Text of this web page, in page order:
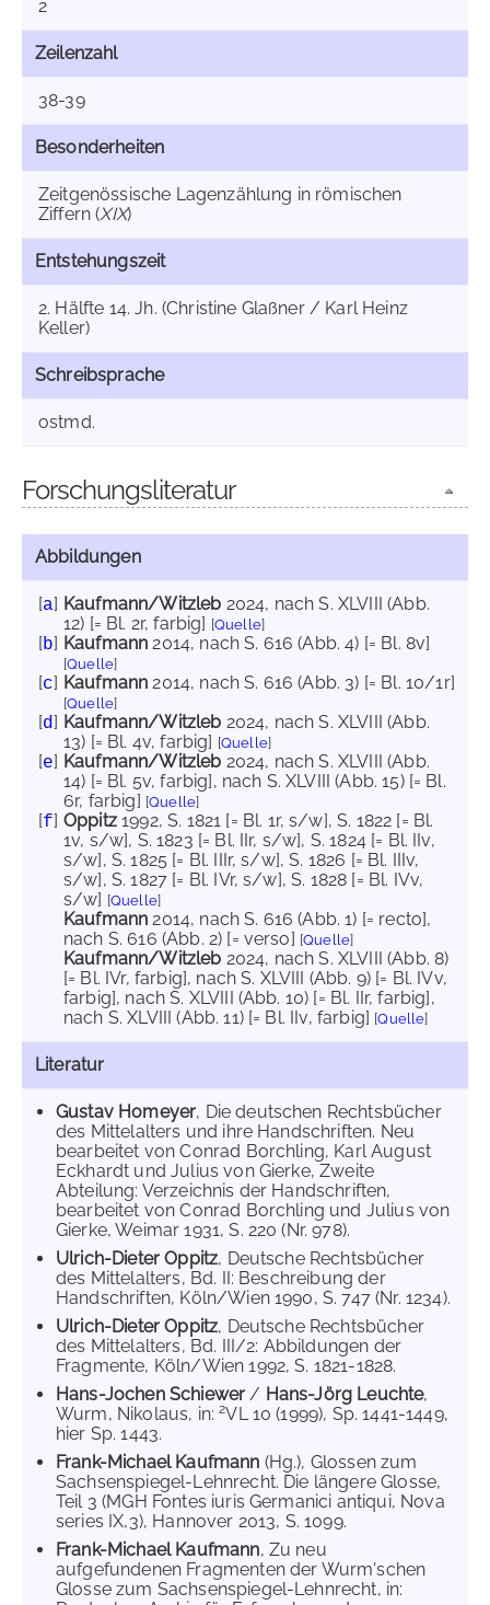
2
Zeilenzahl
38-39
Besonderheiten
Zeitgenössische Lagenzählung in römischen
Ziffern (XIX)
Entstehungszeit
2. Hälfte 14. Jh. (Christine Glaßner / Karl Heinz
Keller)
Schreibsprache
ostmd.
Forschungsliteratur
Abbildungen
[a] Kaufmann/Witzleb 2024, nach S. XLVIII (Abb.
12) [= Bl. 2r, farbig] [Quelle]
[b] Kaufmann 2014, nach S. 616 (Abb. 4) [= Bl. 8v]
[Quelle]
[c] Kaufmann 2014, nach S. 616 (Abb. 3) [= Bl. 10/1r]
[Quelle]
[d] Kaufmann/Witzleb 2024, nach S. XLVIII (Abb.
13) [= Bl. 4v, farbig] [Quelle]
[e] Kaufmann/Witzleb 2024, nach S. XLVIII (Abb.
14) [= Bl. 5v, farbig], nach S. XLVIII (Abb. 15) [= Bl.
6r, farbig] [Quelle]
[f] Oppitz1992, S. 1821 [= Bl. 1r, s/w], S. 1822 [= Bl.
1v, s/w], S. 1823 [= Bl. IIr, s/w], S. 1824 [= Bl. IIv,
s/w], S. 1825 [= Bl. IIIr, s/w], S. 1826 [= Bl. IIIv,
s/w], S. 1827 [= Bl. IVr, s/w], S. 1828 [= Bl. IVv,
s/w] [Quelle]
Kaufmann 2014, nach S. 616 (Abb. 1) [= recto],
nach S. 616 (Abb. 2) [= verso] [Quelle]
Kaufmann/Witzleb 2024, nach S. XLVIII (Abb. 8)
[= Bl. IVr, farbig], nach S. XLVIII (Abb. 9) [= Bl. IVv,
farbig], nach S. XLVIII (Abb. 10) [= Bl. IIr, farbig],
nach S. XLVIII (Abb. 11) [= Bl. IIv, farbig] [Quelle]
Literatur
Gustav Homeyer, Die deutschen Rechtsbücher
des Mittelalters und ihre Handschriften. Neu
bearbeitet von Conrad Borchling, Karl August
Eckhardt und Julius von Gierke, Zweite
Abteilung: Verzeichnis der Handschriften,
bearbeitet von Conrad Borchling und Julius von
Gierke, Weimar 1931, S. 220 (Nr. 978).
Ulrich-Dieter Oppitz, Deutsche Rechtsbücher
des Mittelalters, Bd. II: Beschreibung der
Handschriften, Köln/Wien 1990, S. 747 (Nr. 1234).
Ulrich-Dieter Oppitz, Deutsche Rechtsbücher
des Mittelalters, Bd. III/2: Abbildungen der
Fragmente, Köln/Wien 1992, S. 1821-1828.
Hans-Jochen Schiewer / Hans-Jörg Leuchte,
Wurm, Nikolaus, in:2VL 10 (1999), Sp. 1441-1449,
hier Sp. 1443.
Frank-Michael Kaufmann (Hg.), Glossen zum
Sachsenspiegel-Lehnrecht. Die längere Glosse,
Teil 3 (MGH Fontes iuris Germanici antiqui, Nova
series IX,3), Hannover 2013, S. 1099.
Frank-Michael Kaufmann, Zu neu
aufgefundenen Fragmenten der Wurm'schen
Glosse zum Sachsenspiegel-Lehnrecht, in: